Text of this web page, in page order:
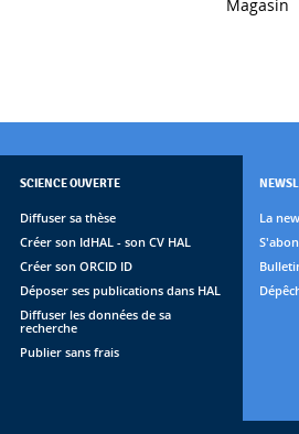
Magasin
SCIENCE OUVERTE
Diffuser sa thèse
Créer son IdHAL - son CV HAL
Créer son ORCID ID
Déposer ses publications dans HAL
Diffuser les données de sa
recherche
Publier sans frais
La